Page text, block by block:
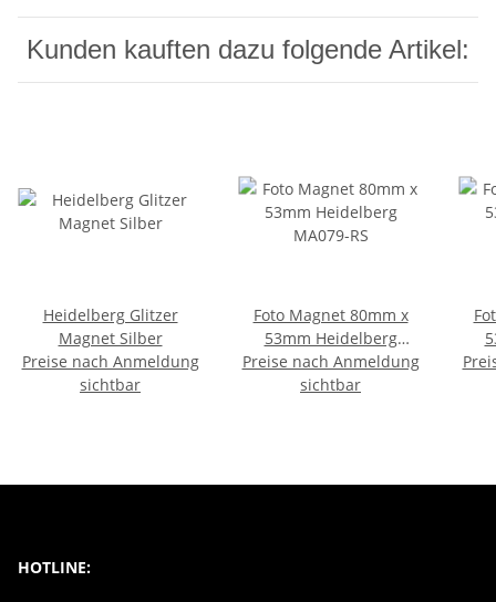
Kunden kauften dazu folgende Artikel:
Heidelberg Glitzer
Magnet Silber
Preise nach Anmeldung
sichtbar
Foto Magnet 80mm x
53mm Heidelberg
MA079-RS
Preise nach Anmeldung
sichtbar
HOTLINE: